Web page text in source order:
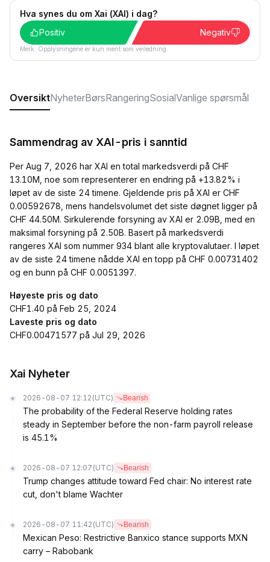
Hva synes du om Xai (XAI) i dag?
Positiv
Negativ
Merk: Opplysningene er kun ment som veiledning.
OversiktNyheterBørsRangeringSosialVanlige spørsmål
Sammendrag av XAI-pris i sanntid
Per Aug 7, 2026 har XAI en total markedsverdi på CHF
13.10M, noe som representerer en endring på +13.82% i
løpet av de siste 24 timene. Gjeldende pris på XAI er CHF
0.00592678, mens handelsvolumet det siste døgnet ligger på
CHF 44.50M. Sirkulerende forsyning av XAI er 2.09B, med en
maksimal forsyning på 2.50B. Basert på markedsverdi
rangeres XAI som nummer 934 blant alle kryptovalutaer. I løpet
av de siste 24 timene nådde XAI en topp på CHF 0.00731402
og en bunn på CHF 0.0051397.
Høyeste pris og dato
CHF1.40 på Feb 25, 2024
Laveste pris og dato
CHF0.00471577 på Jul 29, 2026
Xai Nyheter
2026-08-07 12:12 (UTC) Bearish
The probability of the Federal Reserve holding rates
steady in September before the non-farm payroll release
is 45.1%
2026-08-07 12:07 (UTC) Bearish
Trump changes attitude toward Fed chair: No interest rate
cut, don't blame Wachter
2026-08-07 11:42 (UTC) Bearish
Mexican Peso: Restrictive Banxico stance supports MXN
carry – Rabobank